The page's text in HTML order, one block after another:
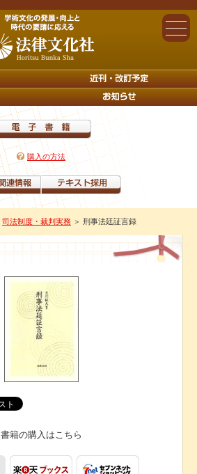
購入の方法
司法制度・裁判実務 ＞ 刑事法廷証言録
書籍の購入はこちら